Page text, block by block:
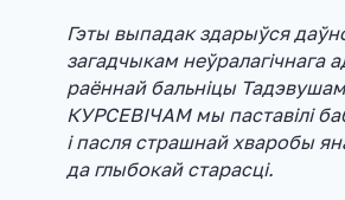
Гэты выпадак здарыўся
загадчыкам неўралагічнага
раённай бальніцы Тадэвушам
КУРСЕВІЧАМ мы паставілі
і пасля страшнай хваробы
да глыбокай старасці.